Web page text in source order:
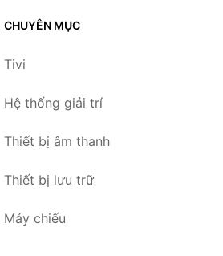
CHUYÊN MỤC
Tivi
Hệ thống giải trí
Thiết bị âm thanh
Thiết bị lưu trữ
Máy chiếu